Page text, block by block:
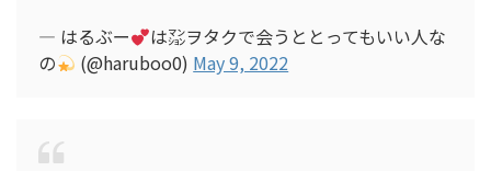
— はるぶー
は㍇ヲタクで会うととってもいい人な
の
(@haruboo0) May 9, 2022